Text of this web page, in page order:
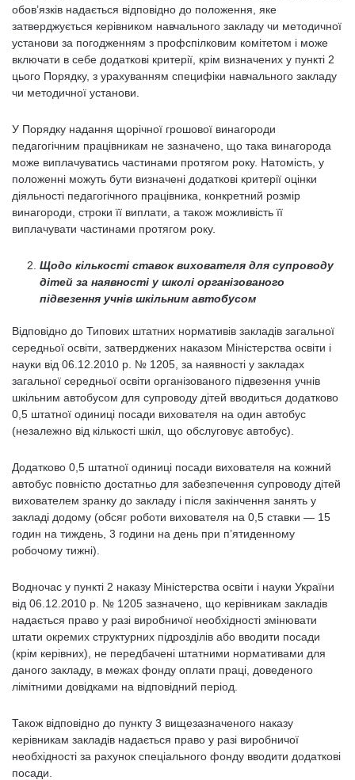
обов’язків надається відповідно до положення, яке
затверджується керівником навчального закладу чи методичної
установи за погодженням з профспілковим комітетом і може
включати в себе додаткові критерії, крім визначених у пункті 2
цього Порядку, з урахуванням специфіки навчального закладу
чи методичної установи.
У Порядку надання щорічної грошової винагороди
педагогічним працівникам не зазначено, що така винагорода
може виплачуватись частинами протягом року. Натомість, у
положенні можуть бути визначені додаткові критерії оцінки
діяльності педагогічного працівника, конкретний розмір
винагороди, строки її виплати, а також можливість її
виплачувати частинами протягом року.
Щодо кількості ставок вихователя для супроводу
дітей за наявності у школі організованого
підвезення учнів шкільним автобусом
Відповідно до Типових штатних нормативів закладів загальної
середньої освіти, затверджених наказом Міністерства освіти і
науки від 06.12.2010 р. № 1205, за наявності у закладах
загальної середньої освіти організованого підвезення учнів
шкільним автобусом для супроводу дітей вводиться додатково
0,5 штатної одиниці посади вихователя на один автобус
(незалежно від кількості шкіл, що обслуговує автобус).
Додатково 0,5 штатної одиниці посади вихователя на кожний
автобус повністю достатньо для забезпечення супроводу дітей
вихователем зранку до закладу і після закінчення занять у
закладі додому (обсяг роботи вихователя на 0,5 ставки — 15
годин на тиждень, 3 години на день при п’ятиденному
робочому тижні).
Водночас у пункті 2 наказу Міністерства освіти і науки України
від 06.12.2010 р. № 1205 зазначено, що керівникам закладів
надається право у разі виробничої необхідності змінювати
штати окремих структурних підрозділів або вводити посади
(крім керівних), не передбачені штатними нормативами для
даного закладу, в межах фонду оплати праці, доведеного
лімітними довідками на відповідний період.
Також відповідно до пункту 3 вищезазначеного наказу
керівникам закладів надається право у разі виробничої
необхідності за рахунок спеціального фонду вводити додаткові
посади.